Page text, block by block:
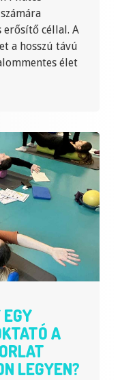
céllal. A
a hosszú távú
élet
A
LEGYEN?